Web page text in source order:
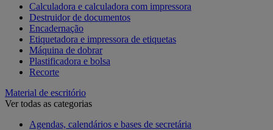
Calculadora e calculadora com impressora
Destruidor de documentos
Encadernação
Etiquetadora e impressora de etiquetas
Máquina de dobrar
Plastificadora e bolsa
Recorte
Material de escritório
Ver todas as categorias
Agendas, calendários e bases de secretária